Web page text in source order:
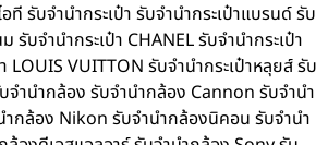
ที รับจำนำกระเป๋า รับจำนำกระเป๋าแบรนด์ รับ
รับจำนำกระเป๋า CHANEL รับจำนำกระเป๋า
LOUIS VUITTON รับจำนำกระเป๋าหลุยส์ รับ
จำนำกล้อง รับจำนำกล้อง Cannon รับจำนำ
กล้อง Nikon รับจำนำกล้องนิคอน รับจำนำ